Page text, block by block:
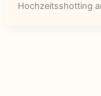
Hochzeitsshotting